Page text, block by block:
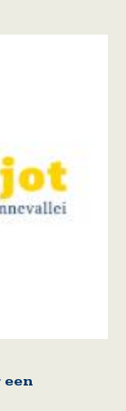
een